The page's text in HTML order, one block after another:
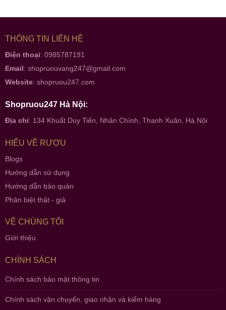
THÔNG TIN LIÊN HỆ
Điện thoại: 0985787191
Email: shopruouvang247@gmail.com
Website: shopruou247.com
Shopruou247 Hà Nội:
Địa chỉ: 134 Khuất Duy Tiến, Nhân Chính, Thanh Xuân, Hà Nội
HIỂU VỀ RƯỢU
Blogs
Hướng dẫn sử dụng
Hướng dẫn bảo quản
Phân biệt thật - giả
VỀ CHÚNG TÔI
Giới thiệu
CHÍNH SÁCH
Chính sách bảo mật thông tin
Chính sách vận chuyển, giao nhận và kiểm hàng